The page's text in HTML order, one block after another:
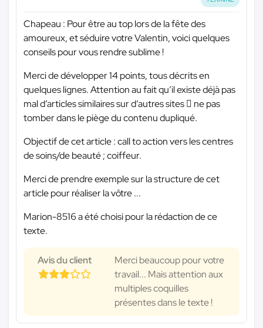
Chapeau : Pour être au top lors de la fête des
amoureux, et séduire votre Valentin, voici quelques
conseils pour vous rendre sublime !
Merci de développer 14 points, tous décrits en
quelques lignes. Attention au fait qu’il existe déjà pas
mal d’articles similaires sur d’autres sites  ne pas
tomber dans le piège du contenu dupliqué.
Objectif de cet article : call to action vers les centres
de soins/de beauté ; coiffeur.
Merci de prendre exemple sur la structure de cet
article pour réaliser la vôtre ...
Marion-8516 a été choisi pour la rédaction de ce
texte.
Avis du client
Merci beaucoup pour votre
travail... Mais attention aux
multiples coquilles
présentes dans le texte !